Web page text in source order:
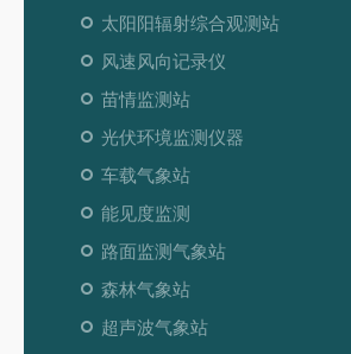
太阳阳辐射综合观测站
风速风向记录仪
苗情监测站
光伏环境监测仪器
车载气象站
能见度监测
路面监测气象站
森林气象站
超声波气象站